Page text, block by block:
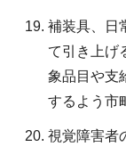
補装具、日
て引き上げ
象品目や支
するよう市
視覚障害者